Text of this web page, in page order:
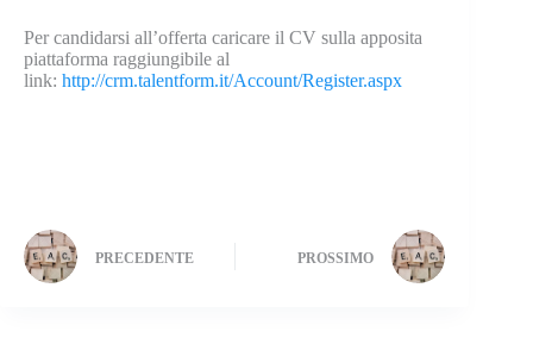
Per candidarsi all’offerta caricare il CV sulla apposita
piattaforma raggiungibile al
link: http://crm.talentform.it/Account/Register.aspx
PRECEDENTE PROSSIMO